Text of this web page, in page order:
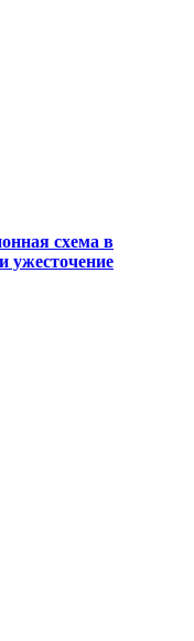
схема в
ужесточение